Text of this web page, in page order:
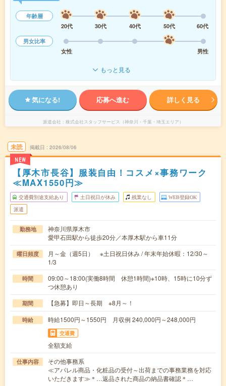
年齢層
20代
30代 40代 50代
60代
男女比率
女性
男性
もっと見る
気になる! 応募へ進む 詳しく見る
派遣会社 株式会社スタッフサービス（神奈川・千葉・埼玉エリア）
未読
NEW
掲載日 2026/08/06
【厚木市長谷】服装自由！コスメ×事務ワーク
≪MAX1550円≫
交通費別途支給あり 土日祝日が休み 残業なし WEB登録OK
派遣
勤務地
神奈川県厚木市
愛甲石田駅から徒歩20分／本厚木駅から車11分
曜日頻度
月～金（週5日） ※土日祝日休み / 年末年始休暇：12/30～
1/3
時間
09:00～18:00(実働8時間 休憩1時間)※10時、15時に10分ず
つ休憩あり
期間 【急募】即日～長期 ※8月～！
時給 時給1500円～1550円 月収例 240,000円～248,000円
交通費
全額支給
仕事内容
その他事務系
≪アパレル商品・化粧品の受付～出荷までの事務業務を対応
いただきます≫＊…返品された商品の納品書確認＊…